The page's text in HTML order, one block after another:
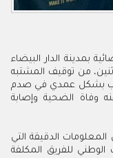
بمدينة الدار البيضاء
من توقيف المشتبه
بشكل عمدي في صدم
وفاة الضحية وإصابة
المعلومات الدقيقة التي
الوطني للفريق المكلفة